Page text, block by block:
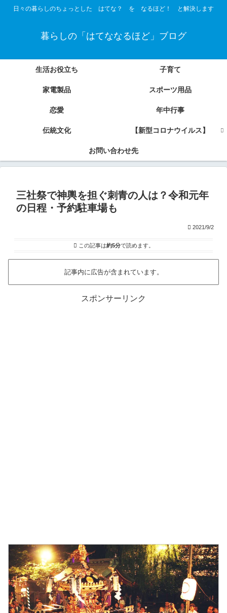
日々の暮らしのちょっとした はてな？ を なるほど！ と解決します
暮らしの「はてななるほど」ブログ
生活お役立ち 子育て
家電製品 スポーツ用品
恋愛 年中行事
伝統文化 【新型コロナウイルス】
お問い合わせ先
三社祭で神輿を担ぐ刺青の人は？令和元年
の日程・予約駐車場も
2021/9/2
この記事は約5分で読めます。
記事内に広告が含まれています。
スポンサーリンク